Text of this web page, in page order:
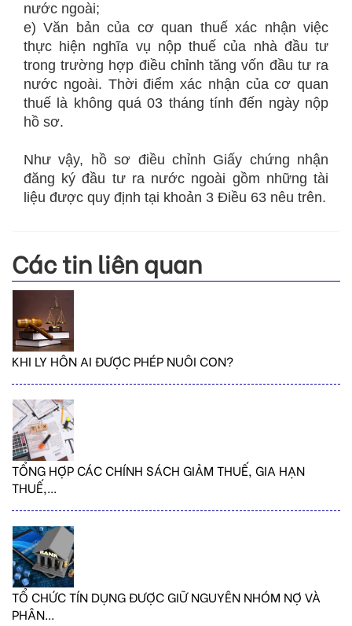
nước ngoài;
e) Văn bản của cơ quan thuế xác nhận việc
thực hiện nghĩa vụ nộp thuế của nhà đầu tư
trong trường hợp điều chỉnh tăng vốn đầu tư ra
nước ngoài. Thời điểm xác nhận của cơ quan
thuế là không quá 03 tháng tính đến ngày nộp
hồ sơ.
Như vậy, hồ sơ điều chỉnh Giấy chứng nhận
đăng ký đầu tư ra nước ngoài gồm những tài
liệu được quy định tại khoản 3 Điều 63 nêu trên.
Các tin liên quan
KHI LY HÔN AI ĐƯỢC PHÉP NUÔI CON?
TỔNG HỢP CÁC CHÍNH SÁCH GIẢM THUẾ, GIA HẠN
THUẾ,...
TỔ CHỨC TÍN DỤNG ĐƯỢC GIỮ NGUYÊN NHÓM NỢ VÀ
PHÂN...